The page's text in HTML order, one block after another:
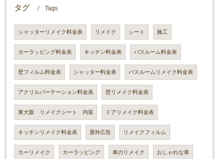
タグ Tags
シャッターリメイク料金表 リメイク シート 施工
カーラッピング料金表 キッチン料金表 バスルーム料金表
壁フィルム料金表 シャッター料金表 バスルームリメイク料金表
アクリルパーテーション料金表 壁リメイク料金表
東大阪 リメイクシート 内装 ドアリメイク料金表
キッチンリメイク料金表 屋外広告 リメイクフィルム
カーリメイク カーラッピング 車のリメイク おしゃれな車